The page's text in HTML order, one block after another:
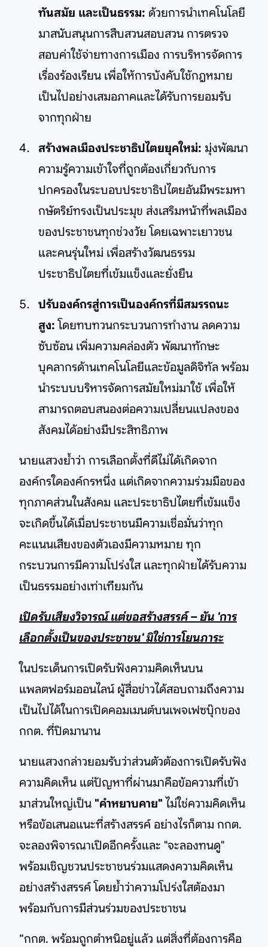
ทันสมัย และเป็นธรรม: ด้วยการนำเทคโนโลยี
มาสนับสนุนการสืบสวนสอบสวน การตรวจ
สอบค่าใช้จ่ายทางการเมือง การบริหารจัดการ
เรื่องร้องเรียน เพื่อให้การบังคับใช้กฎหมาย
เป็นไปอย่างเสมอภาคและได้รับการยอมรับ
จากทุกฝ่าย
สร้างพลเมืองประชาธิปไตยยุคใหม่: มุ่งพัฒนา
ความรู้ความเข้าใจที่ถูกต้องเกี่ยวกับการ
ปกครองในระบอบประชาธิปไตยอันมีพระมหา
กษัตริย์ทรงเป็นประมุข ส่งเสริมหน้าที่พลเมือง
ของประชาชนทุกช่วงวัย โดยเฉพาะเยาวชน
และคนรุ่นใหม่ เพื่อสร้างวัฒนธรรม
ประชาธิปไตยที่เข้มแข็งและยั่งยืน
ปรับองค์กรสู่การเป็นองค์กรที่มีสมรรถนะ
สูง: โดยทบทวนกระบวนการทำงาน ลดความ
ซับซ้อน เพิ่มความคล่องตัว พัฒนาทักษะ
บุคลากรด้านเทคโนโลยีและข้อมูลดิจิทัล พร้อม
นำระบบบริหารจัดการสมัยใหม่มาใช้ เพื่อให้
สามารถตอบสนองต่อความเปลี่ยนแปลงของ
สังคมได้อย่างมีประสิทธิภาพ
นายแสวงย้ำว่า การเลือกตั้งที่ดีไม่ได้เกิดจาก
องค์กรใดองค์กรหนึ่ง แต่เกิดจากความร่วมมือของ
ทุกภาคส่วนในสังคม และประชาธิปไตยที่เข้มแข็ง
จะเกิดขึ้นได้เมื่อประชาชนมีความเชื่อมั่นว่าทุก
คะแนนเสียงของตัวเองมีความหมาย ทุก
กระบวนการมีความโปร่งใส และทุกฝ่ายได้รับความ
เป็นธรรมอย่างเท่าเทียมกัน
เปิดรับเสียงวิจารณ์ แต่ขอสร้างสรรค์ – ยัน 'การ
เลือกตั้งเป็นของประชาชน' มิใช่การโยนภาระ
ในประเด็นการเปิดรับฟังความคิดเห็นบน
แพลตฟอร์มออนไลน์ ผู้สื่อข่าวได้สอบถามถึงความ
เป็นไปได้ในการเปิดคอมเมนต์บนเพจเฟซบุ๊กของ
กกต. ที่ปิดมานาน
นายแสวงกล่าวยอมรับว่าส่วนตัวต้องการเปิดรับฟัง
ความคิดเห็น แต่ปัญหาที่ผ่านมาคือข้อความที่เข้า
มาส่วนใหญ่เป็น "คำหยาบคาย" ไม่ใช่ความคิดเห็น
หรือข้อเสนอแนะที่สร้างสรรค์ อย่างไรก็ตาม กกต.
จะลองพิจารณาเปิดอีกครั้งและ "จะลองทนดู"
พร้อมเชิญชวนประชาชนร่วมแสดงความคิดเห็น
อย่างสร้างสรรค์ โดยย้ำว่าความโปร่งใสต้องมา
พร้อมกับการมีส่วนร่วมของประชาชน
“กกต. พร้อมถูกตำหนิอยู่แล้ว แต่สิ่งที่ต้องการคือ